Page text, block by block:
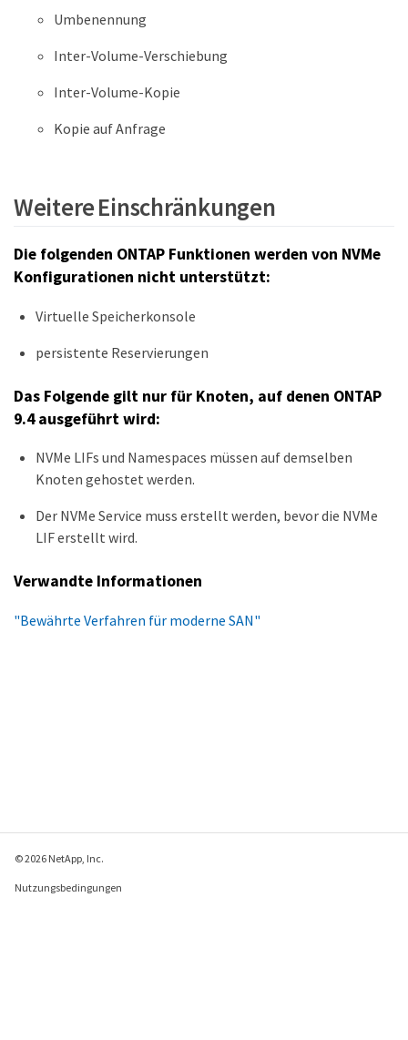
Umbenennung
Inter-Volume-Verschiebung
Inter-Volume-Kopie
Kopie auf Anfrage
Weitere Einschränkungen
Die folgenden ONTAP Funktionen werden von NVMe
Konfigurationen nicht unterstützt:
Virtuelle Speicherkonsole
persistente Reservierungen
Das Folgende gilt nur für Knoten, auf denen ONTAP
9.4 ausgeführt wird:
NVMe LIFs und Namespaces müssen auf demselben
Knoten gehostet werden.
Der NVMe Service muss erstellt werden, bevor die NVMe
LIF erstellt wird.
Verwandte Informationen
"Bewährte Verfahren für moderne SAN"
© 2026 NetApp, Inc.
Nutzungsbedingungen